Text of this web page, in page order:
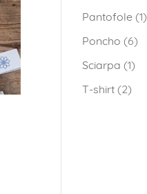
€
€
Pantofole (1)
Poncho (6)
Sciarpa (1)
T-shirt (2)